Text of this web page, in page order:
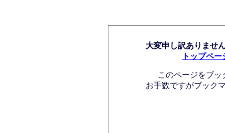
大変申し訳ありませ
トップペー
このページをブ
お手数ですがブック